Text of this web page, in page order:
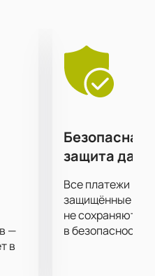
и лазерное
обаяние любимого
рассмотреть
—
в
Безопасная
защита
Все платежи
защищённые
не сохраняются
в безопасности.